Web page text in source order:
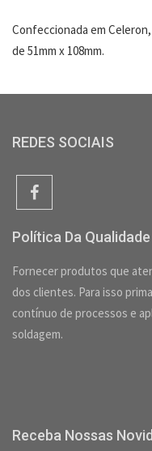
Confeccionada em
de 51mm x 108mm.
REDES SOCIAIS
Política Da Qualidade
Fornecer produtos que
dos clientes. Para isso
contínuo de processos e
soldagem.
Receba Nossas